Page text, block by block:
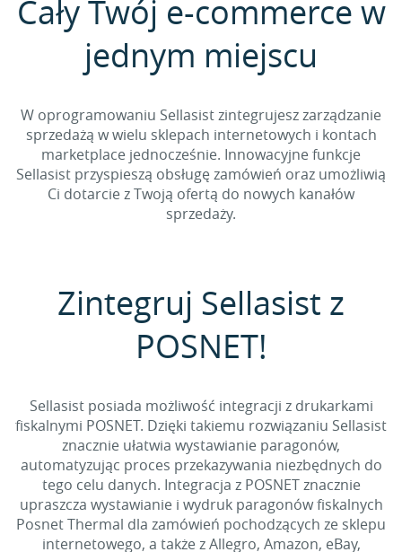
Cały Twój e-commerce w
jednym miejscu
W oprogramowaniu Sellasist zintegrujesz zarządzanie
sprzedażą w wielu sklepach internetowych i kontach
marketplace jednocześnie. Innowacyjne funkcje
Sellasist przyspieszą obsługę zamówień oraz umożliwią
Ci dotarcie z Twoją ofertą do nowych kanałów
sprzedaży.
Zintegruj Sellasist z
POSNET!
Sellasist posiada możliwość integracji z drukarkami
fiskalnymi POSNET. Dzięki takiemu rozwiązaniu Sellasist
znacznie ułatwia wystawianie paragonów,
automatyzując proces przekazywania niezbędnych do
tego celu danych. Integracja z POSNET znacznie
upraszcza wystawianie i wydruk paragonów fiskalnych
Posnet Thermal dla zamówień pochodzących ze sklepu
internetowego, a także z Allegro, Amazon, eBay,